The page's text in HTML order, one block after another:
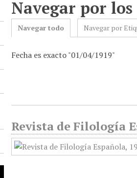
Navegar por
Navegar todo Navegar por
Fecha es exacto "01/04/1919"
Revista de Filología